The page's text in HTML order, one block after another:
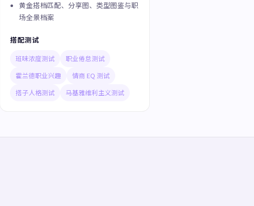
黄金搭档匹配、分享图、类型图鉴与职
场全景档案
搭配测试
班味浓度测试
职业倦怠测试
霍兰德职业兴趣
情商 EQ 测试
搭子人格测试
马基雅维利主义测试